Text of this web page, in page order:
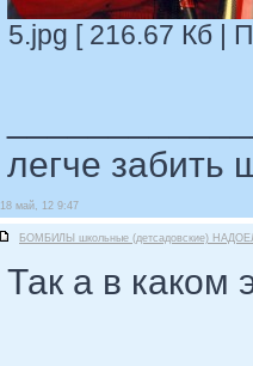
5.jpg [ 216.67 Кб |
легче забить
18 май, 12 9:47
БОМБИЛЫ школьные (детсадовские)
Так а в каком